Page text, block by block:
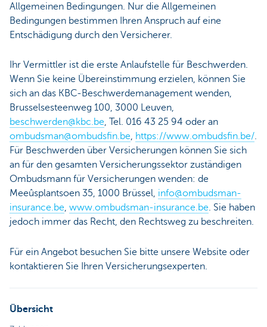
Allgemeinen Bedingungen. Nur die Allgemeinen
Bedingungen bestimmen Ihren Anspruch auf eine
Entschädigung durch den Versicherer.
Ihr Vermittler ist die erste Anlaufstelle für Beschwerden.
Wenn Sie keine Übereinstimmung erzielen, können Sie
sich an das KBC-Beschwerdemanagement wenden,
Brusselsesteenweg 100, 3000 Leuven,
beschwerden@kbc.be, Tel. 016 43 25 94 oder an
ombudsman@ombudsfin.be, https://www.ombudsfin.be/.
Für Beschwerden über Versicherungen können Sie sich
an für den gesamten Versicherungssektor zuständigen
Ombudsmann für Versicherungen wenden: de
Meeûsplantsoen 35, 1000 Brüssel, info@ombudsman-
insurance.be, www.ombudsman-insurance.be. Sie haben
jedoch immer das Recht, den Rechtsweg zu beschreiten.
Für ein Angebot besuchen Sie bitte unsere Website oder
kontaktieren Sie Ihren Versicherungsexperten.
Übersicht